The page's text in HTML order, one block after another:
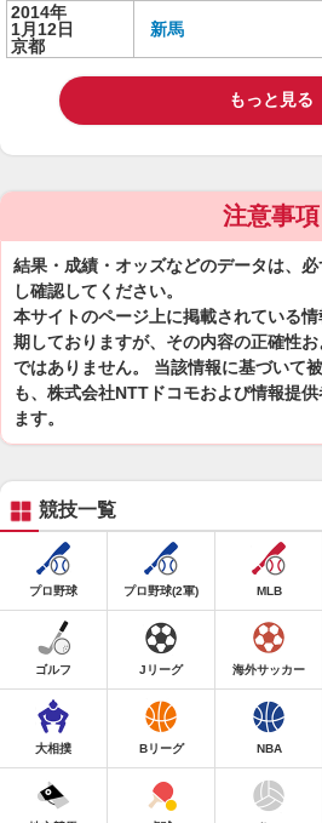
2014年
1月12日
京都
新馬
もっと見る
注意事項
結果・成績・オッズなどのデータは、
し確認してください。
本サイトのページ上に掲載されている
期しておりますが、その内容の正確性
ではありません。 当該情報に基づいて
も、株式会社NTTドコモおよび情報提
ます。
競技一覧
プロ野球 プロ野球(2軍) MLB
ゴルフ Jリーグ 海外サッカー
大相撲 Bリーグ NBA